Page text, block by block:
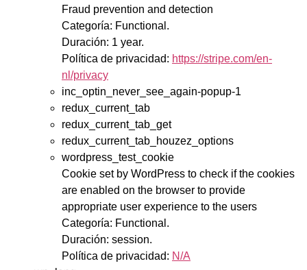
Fraud prevention and detection
Categoría: Functional.
Duración: 1 year.
Política de privacidad: https://stripe.com/en-
nl/privacy
inc_optin_never_see_again-popup-1
redux_current_tab
redux_current_tab_get
redux_current_tab_houzez_options
wordpress_test_cookie
Cookie set by WordPress to check if the cookies
are enabled on the browser to provide
appropriate user experience to the users
Categoría: Functional.
Duración: session.
Política de privacidad: N/A